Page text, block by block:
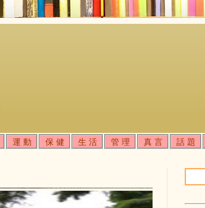
運 動 保 健 生 活 管 理 真 言 話 題